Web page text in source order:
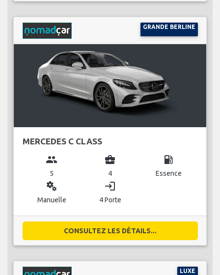
GRANDE BERLINE
MERCEDES C CLASS
group
5
business_center
4
local_gas_station
Essence
miscellaneous_services
Manuelle
login
4 Porte
CONSULTEZ LES DÉTAILS...
LUXE